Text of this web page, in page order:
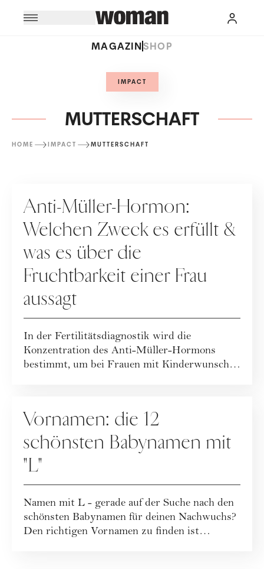
MAGAZINSHOP
IMPACT
MUTTERSCHAFT
HOME IMPACT MUTTERSCHAFT
Anti-Müller-Hormon:
Welchen Zweck es erfüllt &
was es über die
Fruchtbarkeit einer Frau
aussagt
In der Fertilitätsdiagnostik wird die
Konzentration des Anti-Müller-Hormons
bestimmt, um bei Frauen mit Kinderwunsch
Vornamen: die 12
schönsten Babynamen mit
"L"
Namen mit L - gerade auf der Suche nach den
schönsten Babynamen für deinen Nachwuchs?
Den richtigen Vornamen zu finden ist